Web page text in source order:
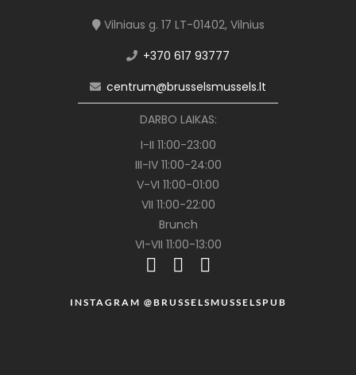
Vilniaus g. 17 LT-01402, Vilnius
+370 617 93777
centrum@brusselsmussels.lt
DARBO LAIKAS:
I-II 11:00-23:00
III-IV 11:00-24:00
V-VI 11:00-01:00
VII 11:00-22:00
Brunch
VI-VII 11:00-13:00
INSTAGRAM @BRUSSELSMUSSELSPUB